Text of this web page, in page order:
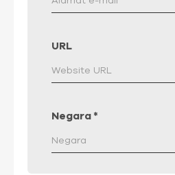
URL
Negara *